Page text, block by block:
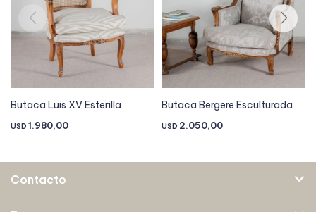
Butaca Luis XV Esterilla
USD 1.980,00
Butaca Bergere Esculturada
USD 2.050,00
Contacto